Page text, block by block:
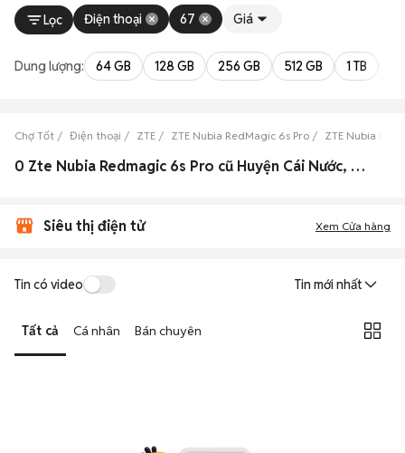
Lọc Điện thoại 67 Giá
Dung lượng: 64 GB 128 GB 256 GB 512 GB 1 TB
Chợ Tốt Điện thoại ZTE ZTE Nubia RedMagic 6s Pro ZTE Nubia
0 Zte Nubia Redmagic 6s Pro cũ Huyện Cái Nước, Cà Mau đẹp
Siêu thị điện tử Xem Cửa hàng
Tin có video Tin mới nhất
Tất cả Cá nhân Bán chuyên